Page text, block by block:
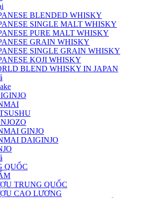
BLENDED WHISKY
SINGLE MALT WHISKY
PURE MALT WHISKY
GRAIN WHISKY
SINGLE GRAIN WHISKY
KOJI WHISKY
BLEND WHISKY IN JAPAN
GINJO
DAIGINJO
QUỐC
TRUNG QUỐC
CAO LƯƠNG